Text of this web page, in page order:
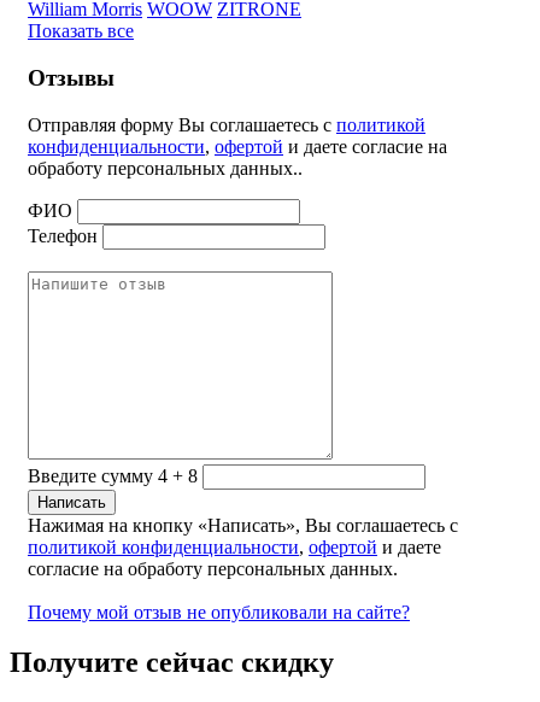
William Morris WOOW ZITRONE
Показать все
Отзывы
Отправляя форму Вы соглашаетесь с политикой
конфиденциальности, офертой и даете согласие на
обработу персональных данных..
ФИО
Телефон
Введите сумму 4 + 8
Нажимая на кнопку «Написать», Вы соглашаетесь с
политикой конфиденциальности, офертой и даете
согласие на обработу персональных данных.
Почему мой отзыв не опубликовали на сайте?
Получите сейчас скидку